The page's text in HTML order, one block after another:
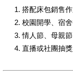
搭配床包銷售
校園開學、宿
情人節、母親
直播或社團抽